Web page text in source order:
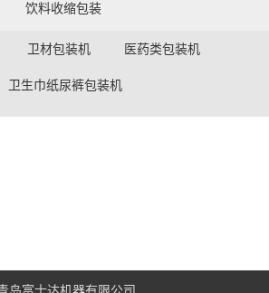
饮料收缩包装
卫材包装机 医药类包装机
卫生巾纸尿裤包装机